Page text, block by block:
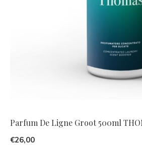
Parfum De Ligne Groot 500ml
€26,00